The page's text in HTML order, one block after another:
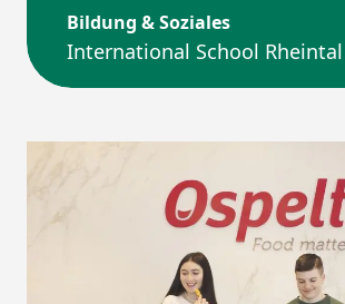
Bildung & Soziales
International School Rheintal